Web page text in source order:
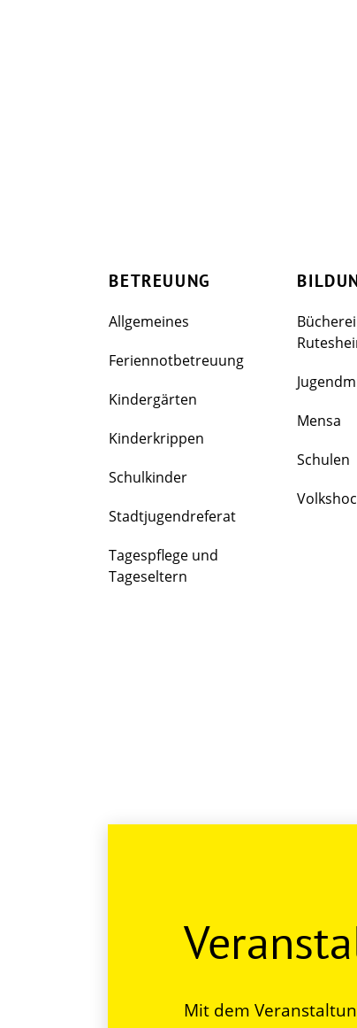
FAMILIE
BILDUNG
BETREUUNG
Allgemeines
Feriennotbetreuung
Kindergärten
Kinderkrippen
Schulkinder
Stadtjugendreferat
Tagespflege und
Tageseltern
Bücherei
Mensa
Schulen
Mit dem